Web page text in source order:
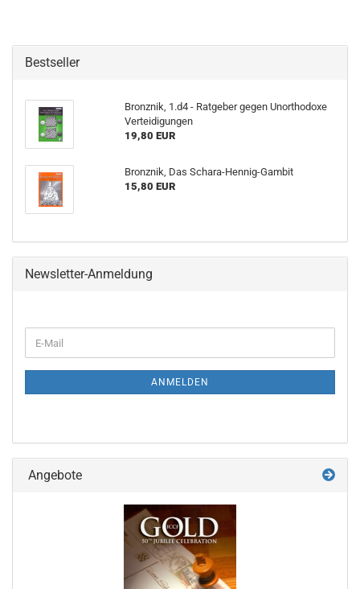
Bestseller
Bronznik, 1.d4 - Ratgeber gegen Unorthodoxe
Verteidigungen
19,80 EUR
Bronznik, Das Schara-Hennig-Gambit
15,80 EUR
Newsletter-Anmeldung
ZUR
E-
Mail
ANMELDEN
Angebote